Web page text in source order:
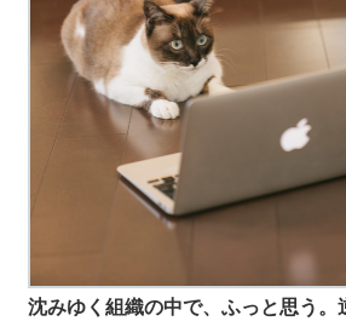
沈みゆく組織の中で、ふっと思う。